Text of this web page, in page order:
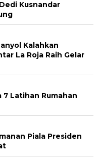
Kusnandar
Kalahkan
La Roja Raih Gelar
7 Latihan Rumahan
Piala Presiden